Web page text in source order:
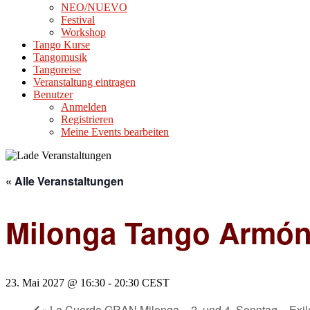
NEO/NUEVO
Festival
Workshop
Tango Kurse
Tangomusik
Tangoreise
Veranstaltung eintragen
Benutzer
Anmelden
Registrieren
Meine Events bearbeiten
« Alle Veranstaltungen
Milonga Tango
23. Mai 2027 @ 16:30 - 20:30 CEST